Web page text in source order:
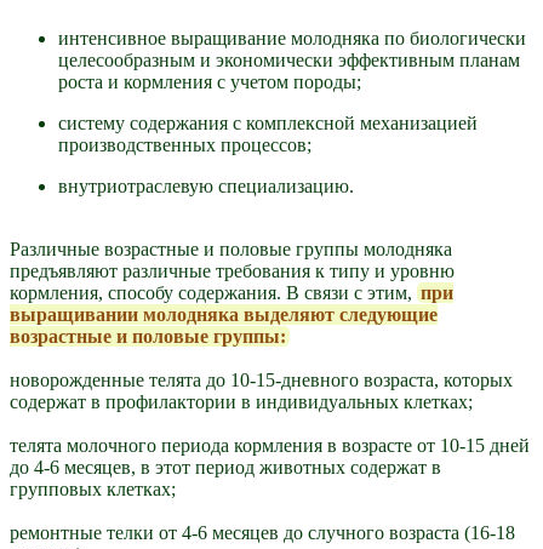
интенсивное выращивание молодняка по биологически
целесообразным и экономически эффективным планам
роста и кормления с учетом породы;
систему содержания с комплексной механизацией
производственных процессов;
внутриотраслевую специализацию.
Различные возрастные и половые группы молодняка
предъявляют различные требования к типу и уровню
кормления, способу содержания. В связи с этим, при
выращивании молодняка выделяют следующие
возрастные и половые группы:
новорожденные телята до 10-15-дневного возраста, которых
содержат в профилактории в индивидуальных клетках;
телята молочного периода кормления в возрасте от 10-15 дней
до 4-6 месяцев, в этот период животных содержат в
групповых клетках;
ремонтные телки от 4-6 месяцев до случного возраста (16-18